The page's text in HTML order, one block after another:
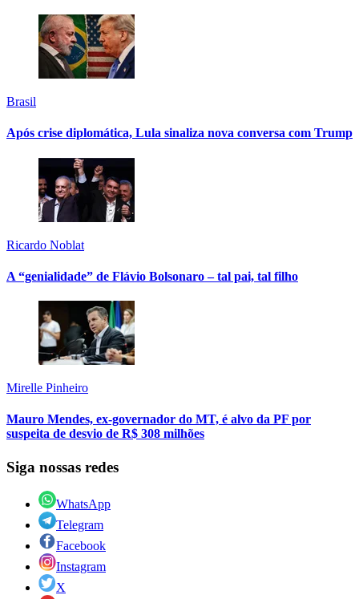
Brasil
Após crise diplomática, Lula sinaliza nova conversa com Trump
Ricardo Noblat
A “genialidade” de Flávio Bolsonaro – tal pai, tal filho
Mirelle Pinheiro
Mauro Mendes, ex-governador do MT, é alvo da PF por
suspeita de desvio de R$ 308 milhões
Siga nossas redes
WhatsApp
Telegram
Facebook
Instagram
X